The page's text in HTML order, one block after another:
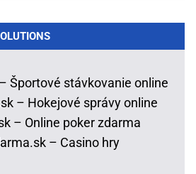
Športové stávkovanie online
– Hokejové správy online
– Online poker zdarma
– Casino hry